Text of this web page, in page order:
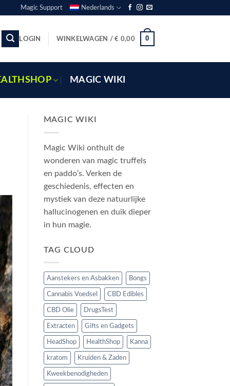
Magic Support Nederlands
LOGIN WINKELWAGEN /€ 0,00 0
MAGIC WIKI
MAGIC WIKI
Magic Wiki onthult de
wonderen van magic truffels
en paddo’s. Verken de
geschiedenis, effecten en
mystiek van deze natuurlijke
hallucinogenen en duik dieper
in hun magie.
TAG CLOUD
Aanstekers en Asbakken Bongs
Cannabis Voedsel CBD Edibles
CBD Olie DrugsTest
Extracten Gifts en Gadgets
HeadShop HealthShop Kanna
kratom Kruiden & Zaden
Kweekbenodigheden